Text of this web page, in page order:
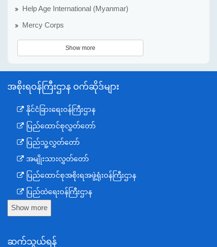
Help Age International (Myanmar)
Mercy Corps
Show more
အစိုးရဝန်ကြီးဌာန ဝက်ဆိုဒ်များ
နိုင်ငံခြားရေးဝန်ကြီးဌာန
ပြည်ထောင်စုလွှတ်တော်
ပြည်သူ့လွှတ်တော်
အမျိုးသားလွှတ်တော်
ပြည်ထောင်စုအစိုးရအဖွဲ့ရုံးဝန်ကြီးဌာန
ပြည်ထဲရေးဝန်ကြီးဌာန
ကာကွယ်ရေးဝန်ကြီးဌာန
စီမံကိန်း၊ဘဏ္ဍာရေးနှင့်စက်မှုဝန်ကြီးဌာန
Show more
ဆက်သွယ်ရန်